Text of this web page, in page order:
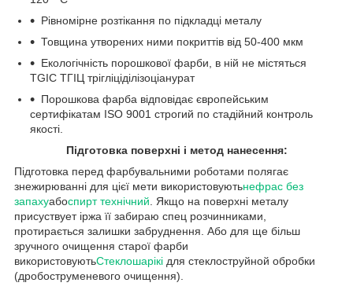
Рівномірне розтікання по підкладці металу
Товщина утворених ними покриттів від 50-400 мкм
Екологічність порошкової фарби, в ній не містяться
TGIC ТГІЦ трігліціділізоціанурат
Порошкова фарба відповідає європейським
сертифікатам ISO 9001 строгий по стадійний контроль
якості.
Підготовка поверхні і метод нанесення:
Підготовка перед фарбувальними роботами полягає
знежирюванні для цієї мети використовуютьнефрас без
запахуабоспирт технічний . Якщо на поверхні металу
присуствует іржа її забираю спец розчинниками,
протирається залишки забруднення. Або для ще більш
зручного очищення старої фарби
використовуютьСтеклошарікі для стеклоструйной обробки
(дробоструменевого очищення).